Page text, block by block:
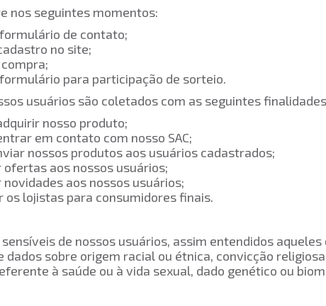
nos seguintes momentos:
formulário de contato;
cadastro no site;
compra;
para participação de sorteio.
usuários são coletados com as seguintes
adquirir nosso produto;
entrar em contato com nosso SAC;
nossos produtos aos usuários cadastrados;
ofertas aos nossos usuários;
aos nossos usuários;
os lojistas para consumidores finais.
de nossos usuários, assim entendidos
dados sobre origem racial ou étnica, convicção
à saúde ou à vida sexual, dado genético ou